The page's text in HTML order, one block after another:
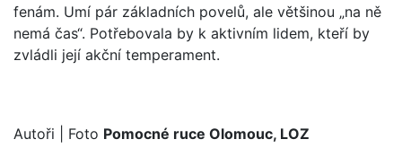
fenám. Umí pár základních povelů, ale většinou „na ně
nemá čas“. Potřebovala by k aktivním lidem, kteří by
zvládli její akční temperament.
Autoři | Foto Pomocné ruce Olomouc, LOZ